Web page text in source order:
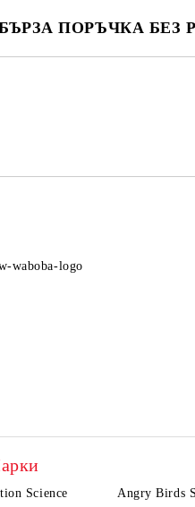
ПОРЪЧКА БЕЗ
waboba-logo
Science Angry Birds